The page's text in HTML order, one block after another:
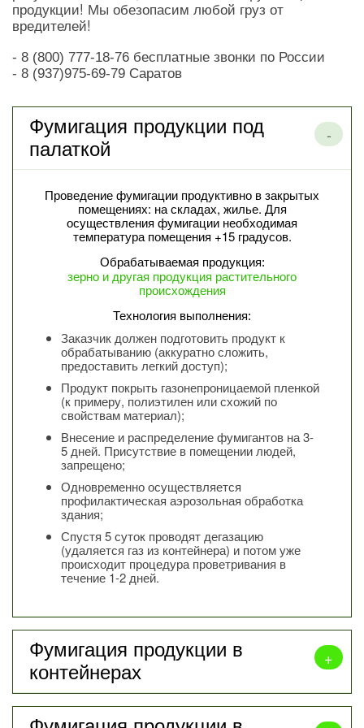
продукции! Мы обезопасим любой груз от
вредителей!
- 8 (800) 777-18-76 бесплатные звонки по России
- 8 (937)975-69-79 Саратов
Фумигация продукции под
палаткой
Проведение фумигации продуктивно в закрытых
помещениях: на складах, жилье. Для
осуществления фумигации необходимая
температура помещения +15 градусов.
Обрабатываемая продукция:
зерно и другая продукция растительного
происхождения
Технология выполнения:
Заказчик должен подготовить продукт к
обрабатыванию (аккуратно сложить,
предоставить легкий доступ);
Продукт покрыть газонепроницаемой пленкой
(к примеру, полиэтилен или схожий по
свойствам материал);
Внесение и распределение фумигантов на 3-
5 дней. Присутствие в помещении людей,
запрещено;
Одновременно осуществляется
профилактическая аэрозольная обработка
здания;
Спустя 5 суток проводят дегазацию
(удаляется газ из контейнера) и потом уже
происходит процедура проветривания в
течение 1-2 дней.
Фумигация продукции в
контейнерах